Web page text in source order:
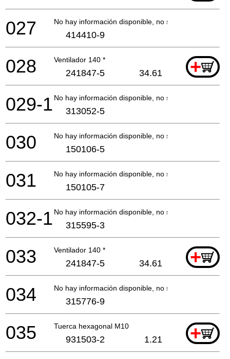
No hay información disponible, no se puede pedir
027 414410-9
Ventilador 140 * +
028 241847-5 34.61
No hay información disponible, no se puede pedir
029-1 313052-5
No hay información disponible, no se puede pedir
030 150106-5
No hay información disponible, no se puede pedir
031 150105-7
No hay información disponible, no se puede pedir
032-1 315595-3
Ventilador 140 * +
033 241847-5 34.61
No hay información disponible, no se puede pedir
034 315776-9
Tuerca hexagonal M10 +
035 931503-2 1.21